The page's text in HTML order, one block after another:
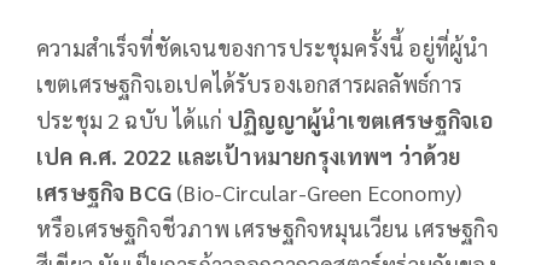
ความสำเร็จที่ชัดเจนของการประชุมครั้งนี้ อยู่ที่ผู้นำ
เขตเศรษฐกิจเอเปคได้รับรองเอกสารผลลัพธ์การ
ประชุม 2 ฉบับ ได้แก่ ปฏิญญาผู้นำเขตเศรษฐกิจเอ
เปค ค.ศ. 2022 และเป้าหมายกรุงเทพฯ ว่าด้วย
เศรษฐกิจ BCG(Bio-Circular-Green Economy)
หรือเศรษฐกิจชีวภาพ เศรษฐกิจหมุนเวียน เศรษฐกิจ